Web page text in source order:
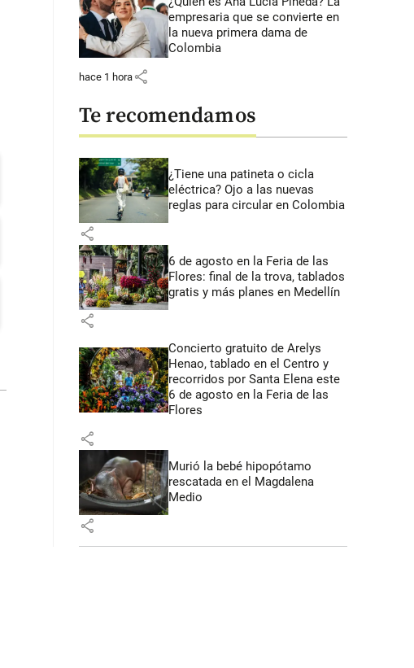
empresaria que se convierte en
la nueva primera dama de
Colombia
hace 1 hora share
Te recomendamos
¿Tiene una patineta o cicla
eléctrica? Ojo a las nuevas
reglas para circular en Colombia
share
6 de agosto en la Feria de las
Flores: final de la trova, tablados
gratis y más planes en Medellín
share
Concierto gratuito de Arelys
Henao, tablado en el Centro y
recorridos por Santa Elena este
6 de agosto en la Feria de las
Flores
share
Murió la bebé hipopótamo
rescatada en el Magdalena
Medio
share